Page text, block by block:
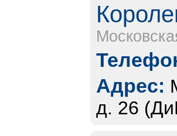
Адрес:
д. 26